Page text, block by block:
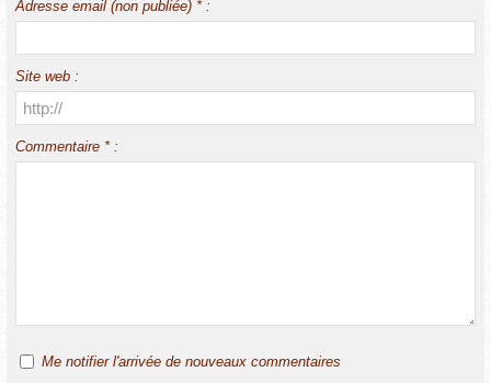
Adresse email (non publiée) * :
Site web :
Commentaire * :
Me notifier l'arrivée de nouveaux commentaires